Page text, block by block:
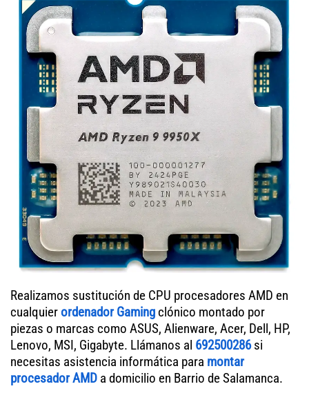
Realizamos sustitución de CPU procesadores AMD en
cualquierordenador Gaming clónico montado por
piezas o marcas como ASUS, Alienware, Acer, Dell, HP,
Lenovo, MSI, Gigabyte. Llámanos al 692500286si
necesitas asistencia informática para montar
procesador AMD a domicilio en Barrio de Salamanca.